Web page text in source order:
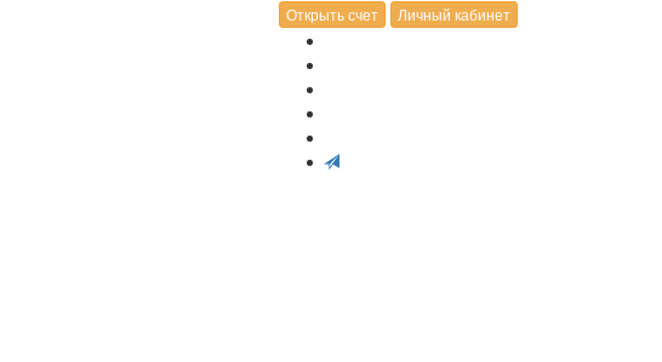
Открыть счет Личный кабинет